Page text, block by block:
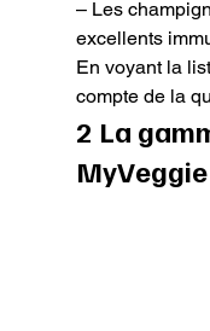
– Les
excellents
En voyant la
compte de la
2 La
MyVeggie